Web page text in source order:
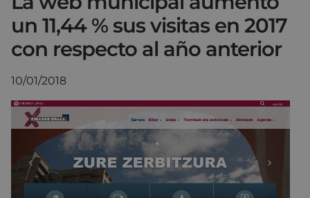
un 11,44 % sus visitas en 2017
con respecto al año anterior
10/01/2018